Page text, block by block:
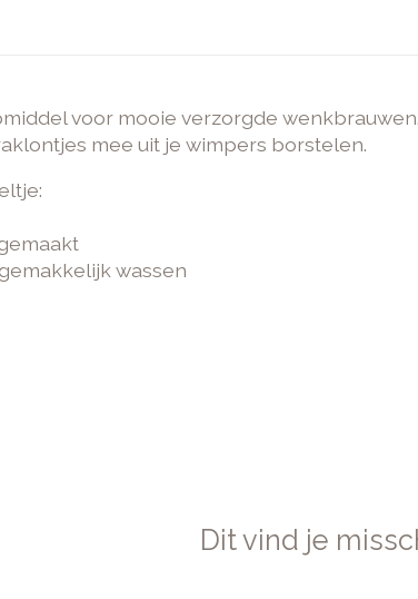
voor mooie verzorgde
mee uit je wimpers borstelen.
wassen
Dit vind je